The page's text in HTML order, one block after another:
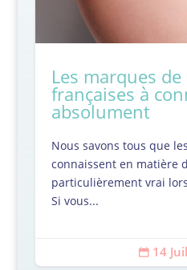
Les marques
françaises à
absolument
Nous savons tous que
connaissent en matière
particulièrement vrai
Si vous...
 14